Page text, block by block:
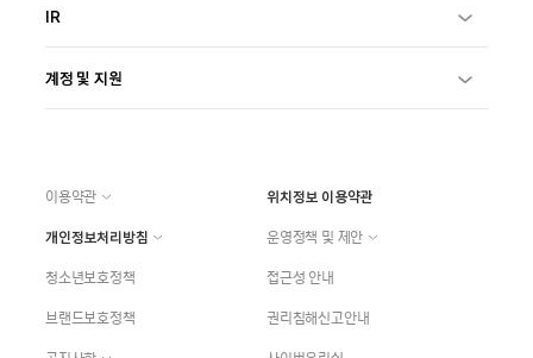
IR
계정 및 지원
이용약관
위치정보 이용약관
개인정보처리방침
운영정책 및 제안
청소년보호정책
접근성 안내
브랜드보호정책
권리침해신고안내